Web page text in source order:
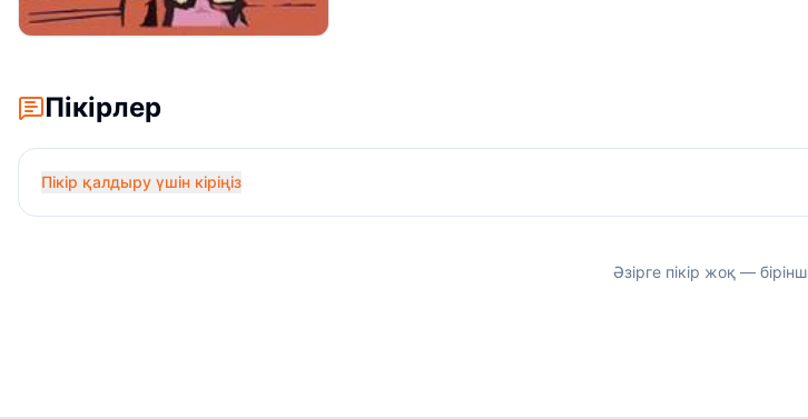
Пікірлер
Пікір қалдыру үшін кіріңіз
Әзірге пікір жоқ —